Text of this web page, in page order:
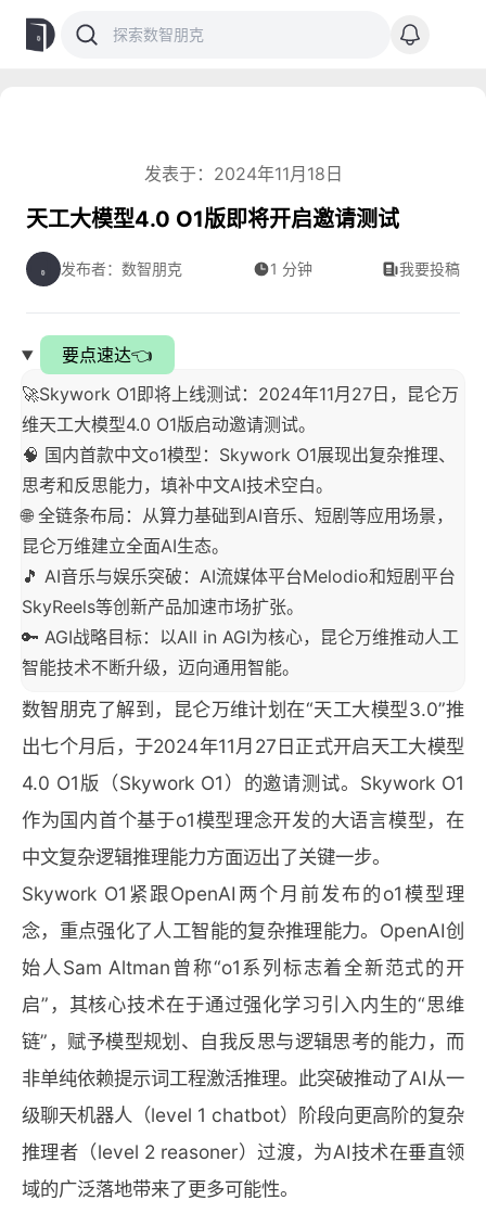
发表于：2024年11月18日
天工大模型4.0 O1版即将开启邀请测试
发布者：数智朋克 1 分钟 我要投稿
要点速达👈
🚀Skywork O1即将上线测试：2024年11月27日，昆仑万
维天工大模型4.0 O1版启动邀请测试。
🧠 国内首款中文o1模型：Skywork O1展现出复杂推理、
思考和反思能力，填补中文AI技术空白。
🌐 全链条布局：从算力基础到AI音乐、短剧等应用场景，
昆仑万维建立全面AI生态。
🎵 AI音乐与娱乐突破：AI流媒体平台Melodio和短剧平台
SkyReels等创新产品加速市场扩张。
🔑 AGI战略目标：以All in AGI为核心，昆仑万维推动人工
智能技术不断升级，迈向通用智能。
数智朋克了解到，昆仑万维计划在“天工大模型3.0”推
出七个月后，于2024年11月27日正式开启天工大模型
4.0 O1版（Skywork O1）的邀请测试。Skywork O1
作为国内首个基于o1模型理念开发的大语言模型，在
中文复杂逻辑推理能力方面迈出了关键一步。
Skywork O1紧跟OpenAI两个月前发布的o1模型理
念，重点强化了人工智能的复杂推理能力。OpenAI创
始人Sam Altman曾称“o1系列标志着全新范式的开
启”，其核心技术在于通过强化学习引入内生的“思维
链”，赋予模型规划、自我反思与逻辑思考的能力，而
非单纯依赖提示词工程激活推理。此突破推动了AI从一
级聊天机器人（level 1 chatbot）阶段向更高阶的复杂
推理者（level 2 reasoner）过渡，为AI技术在垂直领
域的广泛落地带来了更多可能性。